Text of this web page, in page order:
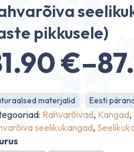
pikkusele)
€–
€
materjalid Eesti
Rahvarõivad, Kangad,
seelikukangad,